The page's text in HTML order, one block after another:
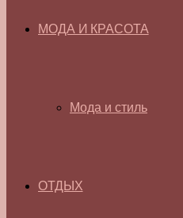
МОДА И КРАСОТА
Мода и стиль
ОТДЫХ